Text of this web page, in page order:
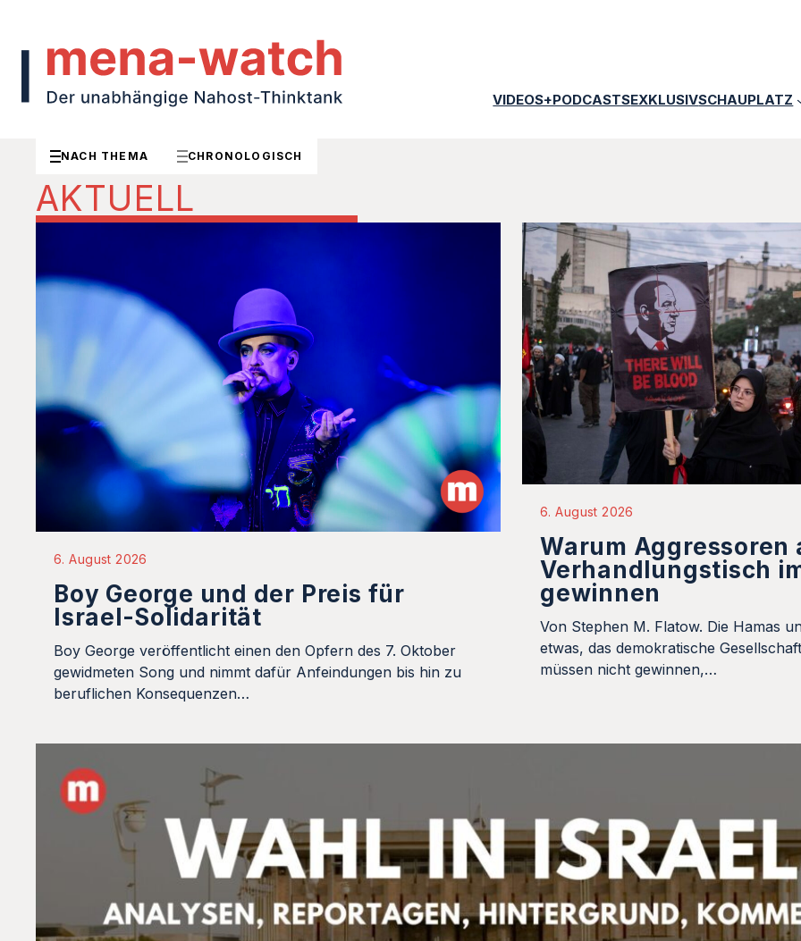
VIDEOS+PODCASTSEXKLUSIVSCHAUPLATZ
NACH THEMA CHRONOLOGISCH
AKTUELL
6. August 2026
Boy George und der Preis für
Israel-Solidarität
Boy George veröffentlicht einen den Opfern des 7. Oktober
gewidmeten Song und nimmt dafür Anfeindungen bis hin zu
beruflichen Konsequenzen…
6. August 2026
Warum Aggressoren
Verhandlungstisch
gewinnen
Von Stephen M. Flatow. Die Hamas
etwas, das demokratische
müssen nicht gewinnen,…